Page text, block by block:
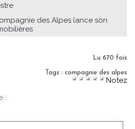
des Alpes lance son
Lu 670 fois
Tags : compagnie des alpes
Notez
: